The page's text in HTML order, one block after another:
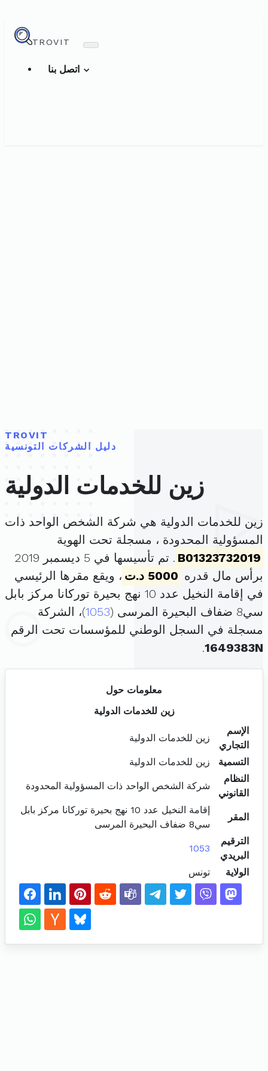
TROVIT
TROVIT
دليل الشركات التونسية
زين للخدمات الدولية
زين للخدمات الدولية هي شركة الشخص الواحد ذات
المسؤولية المحدودة ، مسجلة تحت الهوية
B01323732019
. تم تأسيسها في 5 ديسمبر 2019
برأس مال قدره 5000 د.ت
، ويقع مقرها الرئيسي
في إقامة النخيل عدد 10 نهج بحيرة توركانا مركز بابل
سي8 ضفاف البحيرة المرسى (
1053)، الشركة
مسجلة في السجل الوطني للمؤسسات تحت الرقم
1649383N
.
معلومات حول
زين للخدمات الدولية
الإسم
التجاري
زين للخدمات الدولية
التسمية
زين للخدمات الدولية
النظام
القانوني
شركة الشخص الواحد ذات المسؤولية المحدودة
المقر
إقامة النخيل عدد 10 نهج بحيرة توركانا مركز بابل
سي8 ضفاف البحيرة المرسى
الترقيم
البريدي
1053
الولاية تونس